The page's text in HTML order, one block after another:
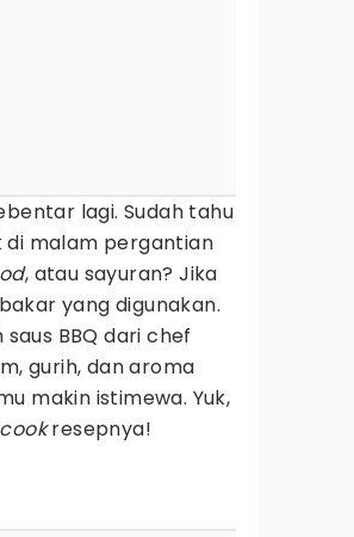
lagi. Sudah tahu
di malam pergantian
, atau sayuran? Jika
yang digunakan.
BBQ dari chef
gurih, dan aroma
makin istimewa. Yuk,
resepnya!